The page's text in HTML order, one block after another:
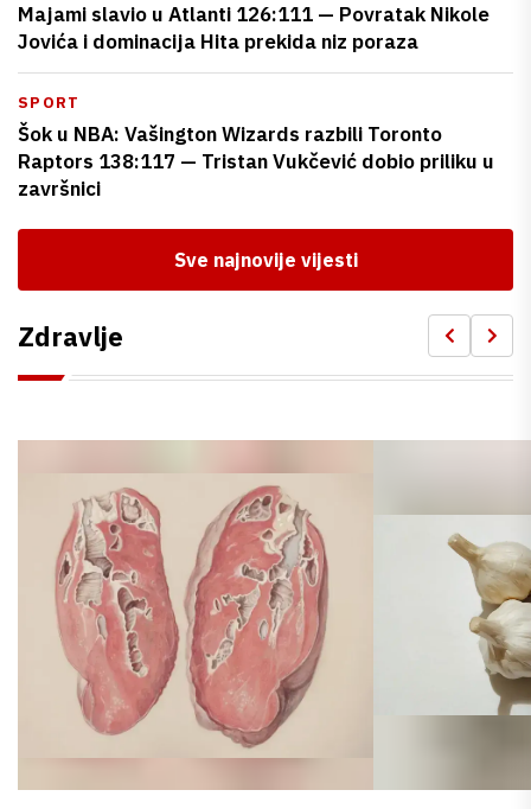
Majami slavio u Atlanti 126:111 — Povratak Nikole
Jovića i dominacija Hita prekida niz poraza
SPORT
Šok u NBA: Vašington Wizards razbili Toronto
Raptors 138:117 — Tristan Vukčević dobio priliku u
završnici
Sve najnovije vijesti
Zdravlje